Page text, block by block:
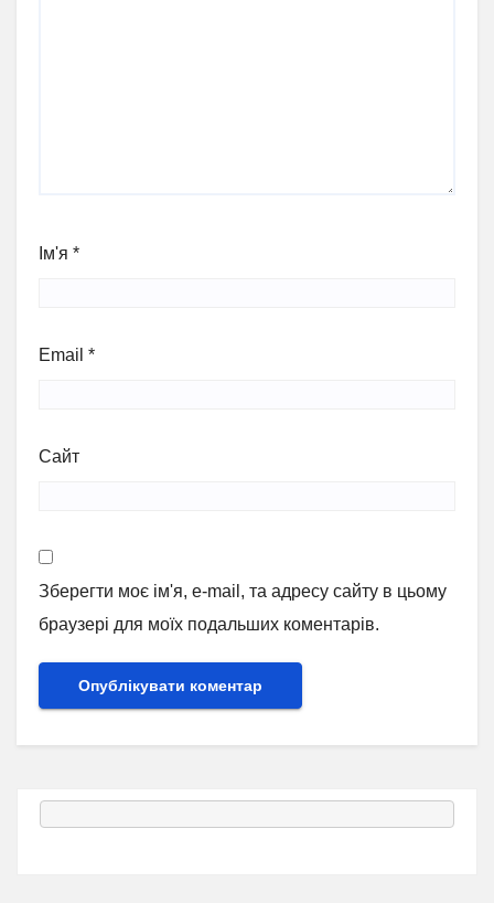
Ім'я *
Email *
Сайт
Зберегти моє ім'я, e-mail, та адресу сайту в цьому
браузері для моїх подальших коментарів.